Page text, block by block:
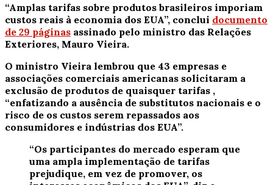
“Amplas tarifas sobre produtos brasileiros imporiam
custos reais à economia dos EUA”, conclui documento
de 29 páginas assinado pelo ministro das Relações
Exteriores, Mauro Vieira.
O ministro Vieira lembrou que 43 empresas e
associações comerciais americanas solicitaram a
exclusão de produtos de quaisquer tarifas ,
“enfatizando a ausência de substitutos nacionais e o
risco de os custos serem repassados aos
consumidores e indústrias dos EUA”.
“Os participantes do mercado esperam que
uma ampla implementação de tarifas
prejudique, em vez de promover, os